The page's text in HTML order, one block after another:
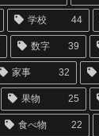
学校 44
数字 39
家事 32
果物 25
食べ物 22